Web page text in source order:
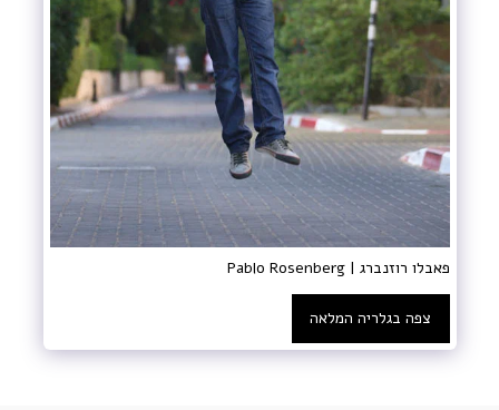
פאבלו רוזנברג | Pablo Rosenberg
צפה בגלריה המלאה